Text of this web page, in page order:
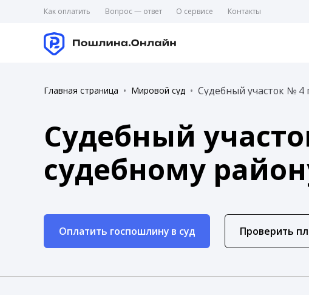
Как оплатить Вопрос — ответ О сервисе Контакты
Главная страница Мировой суд Судебный участок № 4
Судебный
судебному
Оплатить госпошлину в суд Проверить